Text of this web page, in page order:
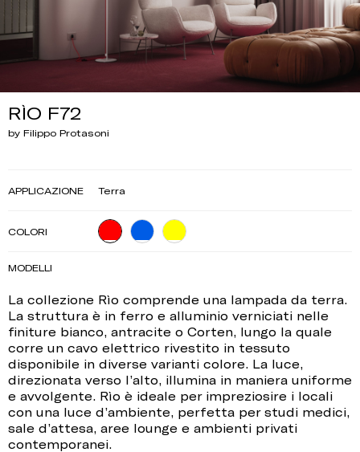
RÌO F72
by Filippo Protasoni
La collezione Rìo comprende una lampada da terra.
La struttura è in ferro e alluminio verniciati nelle
finiture bianco, antracite o Corten, lungo la quale
corre un cavo elettrico rivestito in tessuto
disponibile in diverse varianti colore. La luce,
direzionata verso l’alto, illumina in maniera uniforme
e avvolgente. Rìo è ideale per impreziosire i locali
con una luce d’ambiente, perfetta per studi medici,
sale d’attesa, aree lounge e ambienti privati
contemporanei.
APPLICAZIONE Terra
COLORI
MODELLI